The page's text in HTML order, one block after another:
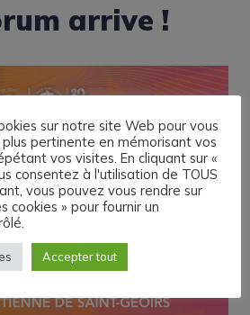
arrive !
sur notre site Web pour vous
pertinente en mémorisant vos
vos visites. En cliquant sur «
consentez à l'utilisation de TOUS
vous pouvez vous rendre sur
cookies » pour fournir un
Accepter tout